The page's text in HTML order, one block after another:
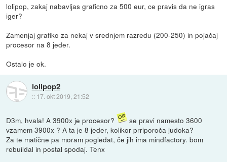
lolipop, zakaj nabavljas graficno za 500 eur, ce pravis da ne igras
iger?
Zamenjaj grafiko za nekaj v srednjem razredu (200-250) in pojačaj
procesor na 8 jeder.
Ostalo je ok.
lolipop2
:: 17. okt 2019, 21:52
D3m, hvala! A 3900x je procesor?
se pravi namesto 3600
vzamem 3900x ? A ta je 8 jeder, kolikor prriporoča judoka?
Za te matične pa moram pogledat, če jih ima mindfactory. bom
rebuildal in postal spodaj. Tenx